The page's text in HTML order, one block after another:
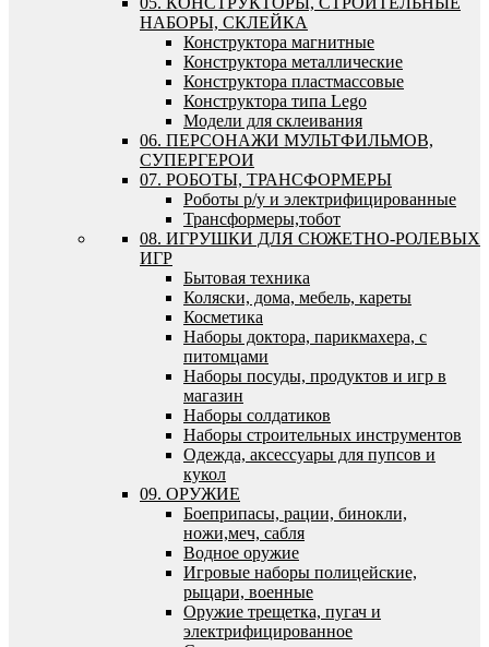
НАБОРЫ, СКЛЕЙКА
Конструктора магнитные
Конструктора металлические
Конструктора пластмассовые
Конструктора типа Lego
Модели для склеивания
06. ПЕРСОНАЖИ МУЛЬТФИЛЬМОВ,
СУПЕРГЕРОИ
07. РОБОТЫ, ТРАНСФОРМЕРЫ
Роботы р/у и электрифицированные
Трансформеры,тобот
08. ИГРУШКИ ДЛЯ СЮЖЕТНО-РОЛЕВЫХ
ИГР
Бытовая техника
Коляски, дома, мебель, кареты
Косметика
Наборы доктора, парикмахера, с
питомцами
Наборы посуды, продуктов и игр в
магазин
Наборы солдатиков
Наборы строительных инструментов
Одежда, аксессуары для пупсов и
кукол
09. ОРУЖИЕ
Боеприпасы, рации, бинокли,
ножи,меч, сабля
Водное оружие
Игровые наборы полицейские,
рыцари, военные
Оружие трещетка, пугач и
электрифицированное